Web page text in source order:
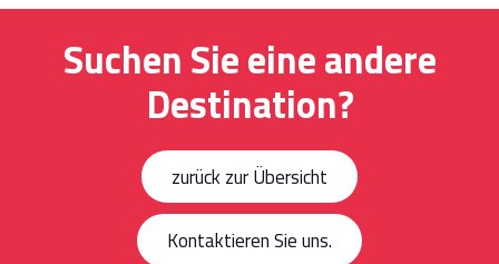
Suchen Sie eine andere
Destination?
zurück zur Übersicht
Kontaktieren Sie uns.